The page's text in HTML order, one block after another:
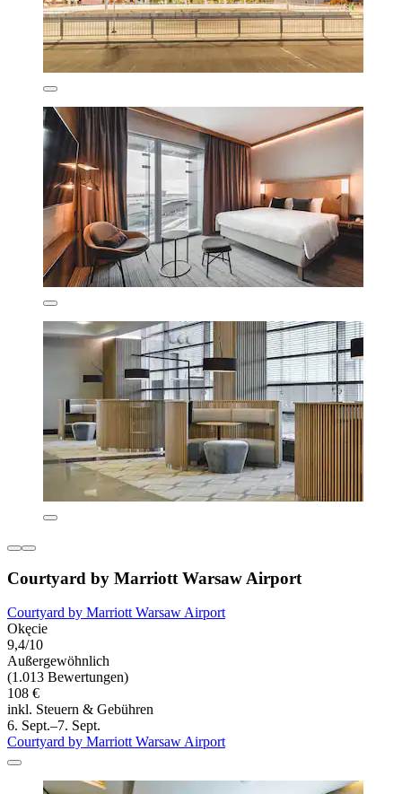
Courtyard by Marriott Warsaw Airport
Courtyard by Marriott Warsaw Airport
Okęcie
9,4/10
Außergewöhnlich
(1.013 Bewertungen)
108 €
inkl. Steuern & Gebühren
6. Sept.–7. Sept.
Courtyard by Marriott Warsaw Airport